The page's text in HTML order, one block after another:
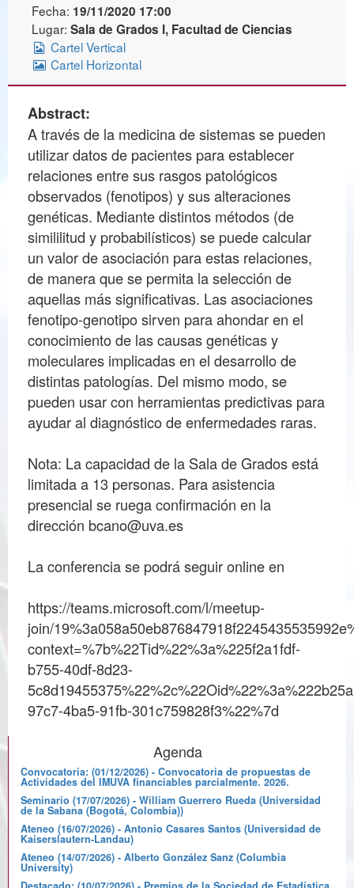
Fecha: 19/11/2020 17:00
Lugar: Sala de Grados I, Facultad de Ciencias
Cartel Vertical
Cartel Horizontal
Abstract:
A través de la medicina de sistemas se pueden
utilizar datos de pacientes para establecer
relaciones entre sus rasgos patológicos
observados (fenotipos) y sus alteraciones
genéticas. Mediante distintos métodos (de
simililitud y probabilísticos) se puede calcular
un valor de asociación para estas relaciones,
de manera que se permita la selección de
aquellas más significativas. Las asociaciones
fenotipo-genotipo sirven para ahondar en el
conocimiento de las causas genéticas y
moleculares implicadas en el desarrollo de
distintas patologías. Del mismo modo, se
pueden usar con herramientas predictivas para
ayudar al diagnóstico de enfermedades raras.
Nota: La capacidad de la Sala de Grados está
limitada a 13 personas. Para asistencia
presencial se ruega confirmación en la
dirección bcano@uva.es
La conferencia se podrá seguir online en
https://teams.microsoft.com/l/meetup-
join/
context=%7b%22Tid%22%3a%225f2a1fdf-
b755-40df-8d23-
Agenda
Convocatoria: (01/12/2026) - Convocatoria de propuestas de
Actividades del IMUVA financiables parcialmente. 2026.
Seminario (17/07/2026) - William Guerrero Rueda (Universidad
de la Sabana (Bogotá, Colombia))
Ateneo (16/07/2026) - Antonio Casares Santos (Universidad de
Kaiserslautern-Landau)
Ateneo (14/07/2026) - Alberto González Sanz (Columbia
University)